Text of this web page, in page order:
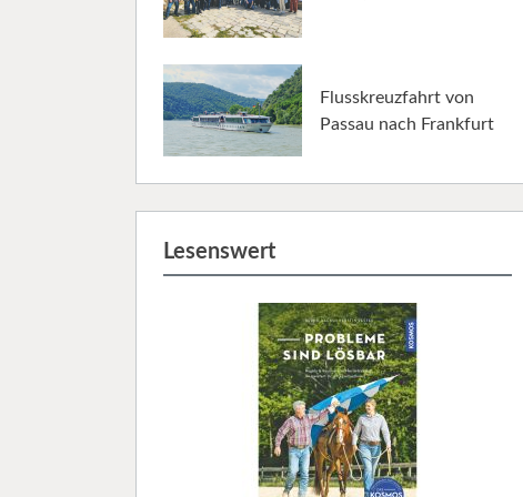
Flusskreuzfahrt von
Passau nach Frankfurt
Lesenswert